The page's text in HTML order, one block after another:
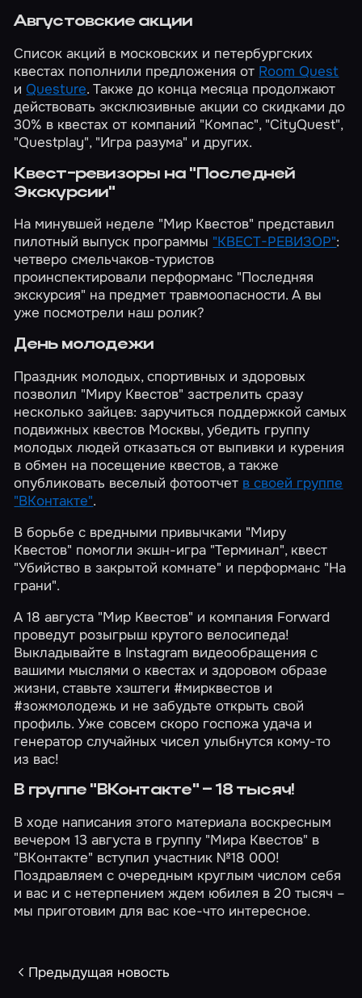
Августовские акции
Список акций в московских и петербургских
квестах пополнили предложения от Room Quest
иQuesture. Также до конца месяца продолжают
действовать эксклюзивные акции со скидками до
30% в квестах от компаний "Компас", "CityQuest",
"Questplay", "Игра разума" и других.
Квест-ревизоры на "Последней
Экскурсии"
На минувшей неделе "Мир Квестов" представил
пилотный выпуск программы "КВЕСТ-РЕВИЗОР":
четверо смельчаков-туристов
проинспектировали перформанс "Последняя
экскурсия" на предмет травмоопасности. А вы
уже посмотрели наш ролик?
День молодежи
Праздник молодых, спортивных и здоровых
позволил "Миру Квестов" застрелить сразу
несколько зайцев: заручиться поддержкой самых
подвижных квестов Москвы, убедить группу
молодых людей отказаться от выпивки и курения
в обмен на посещение квестов, а также
опубликовать веселый фотоотчет в своей группе
"ВКонтакте".
В борьбе с вредными привычками "Миру
Квестов" помогли экшн-игра "Терминал", квест
"Убийство в закрытой комнате" и перформанс "На
грани".
А 18 августа "Мир Квестов" и компания Forward
проведут розыгрыш крутого велосипеда!
Выкладывайте в Instagram видеообращения с
вашими мыслями о квестах и здоровом образе
жизни, ставьте хэштеги #мирквестов и
#зожмолодежь и не забудьте открыть свой
профиль. Уже совсем скоро госпожа удача и
генератор случайных чисел улыбнутся кому-то
из вас!
В группе "ВКонтакте" – 18 тысяч!
В ходе написания этого материала воскресным
вечером 13 августа в группу "Мира Квестов" в
"ВКонтакте" вступил участник №18 000!
Поздравляем с очередным круглым числом себя
и вас и с нетерпением ждем юбилея в 20 тысяч –
мы приготовим для вас кое-что интересное.
Предыдущая новость